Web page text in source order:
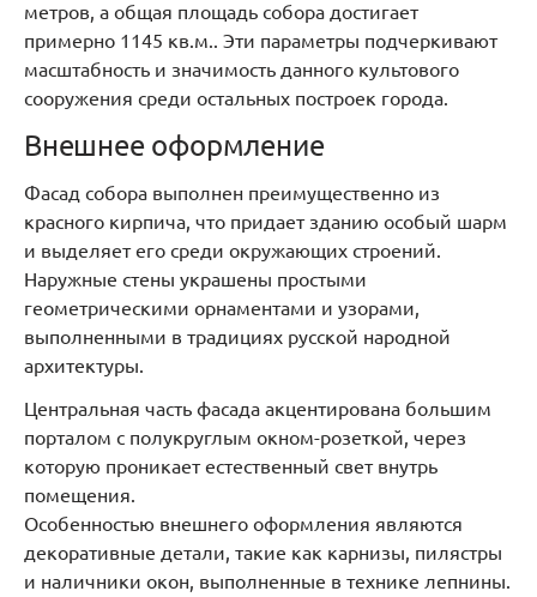
метров, а общая площадь собора достигает
примерно 1145 кв.м.. Эти параметры подчеркивают
масштабность и значимость данного культового
сооружения среди остальных построек города.
Внешнее оформление
Фасад собора выполнен преимущественно из
красного кирпича, что придает зданию особый шарм
и выделяет его среди окружающих строений.
Наружные стены украшены простыми
геометрическими орнаментами и узорами,
выполненными в традициях русской народной
архитектуры.
Центральная часть фасада акцентирована большим
порталом с полукруглым окном-розеткой, через
которую проникает естественный свет внутрь
помещения.
Особенностью внешнего оформления являются
декоративные детали, такие как карнизы, пилястры
и наличники окон, выполненные в технике лепнины.